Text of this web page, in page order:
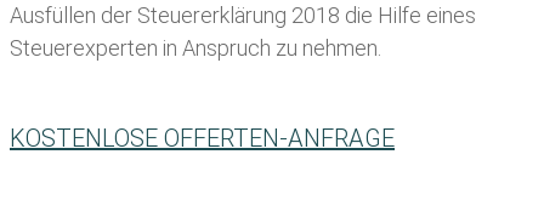
Ausfüllen der Steuererklärung 2018 die Hilfe eines
Steuerexperten in Anspruch zu nehmen.
KOSTENLOSE OFFERTEN-ANFRAGE